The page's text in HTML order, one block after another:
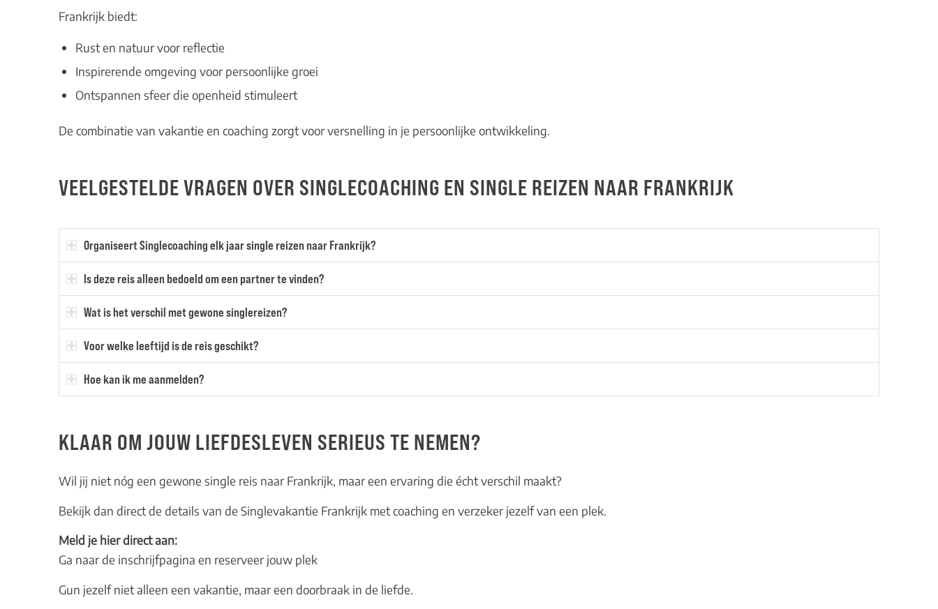
Frankrijk biedt:
Rust en natuur voor reflectie
Inspirerende omgeving voor persoonlijke groei
Ontspannen sfeer die openheid stimuleert
De combinatie van vakantie en coaching zorgt voor versnelling in je persoonlijke ontwikkeling.
VEELGESTELDE VRAGEN OVER SINGLECOACHING EN SINGLE REIZEN NAAR FRANKRIJK
Organiseert Singlecoaching elk jaar single reizen naar Frankrijk?
Is deze reis alleen bedoeld om een partner te vinden?
Wat is het verschil met gewone singlereizen?
Voor welke leeftijd is de reis geschikt?
Hoe kan ik me aanmelden?
KLAAR OM JOUW LIEFDESLEVEN SERIEUS TE NEMEN?
Wil jij niet nóg een gewone single reis naar Frankrijk, maar een ervaring die écht verschil maakt?
Bekijk dan direct de details van de Singlevakantie Frankrijk met coaching en verzeker jezelf van een plek.
Meld je hier direct aan:
Ga naar de inschrijfpagina en reserveer jouw plek
Gun jezelf niet alleen een vakantie, maar een doorbraak in de liefde.